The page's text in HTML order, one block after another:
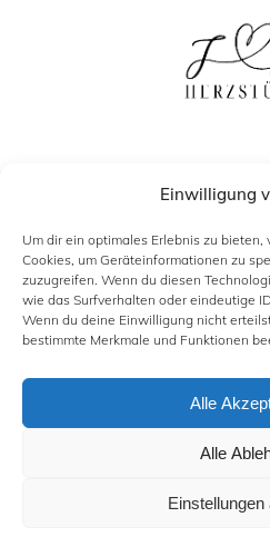
Einwilligung
Um dir ein optimales Erlebnis zu
Cookies, um Geräteinformationen zu
zuzugreifen. Wenn du diesen
wie das Surfverhalten oder eindeutige
Wenn du deine Einwilligung nicht
bestimmte Merkmale und Funktionen
Alle
Alle
Einstellungen